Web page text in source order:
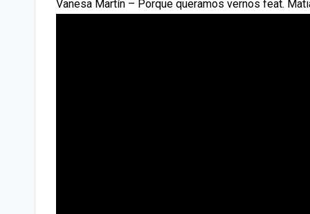
Vanesa Martín – Porque queramos vernos feat.